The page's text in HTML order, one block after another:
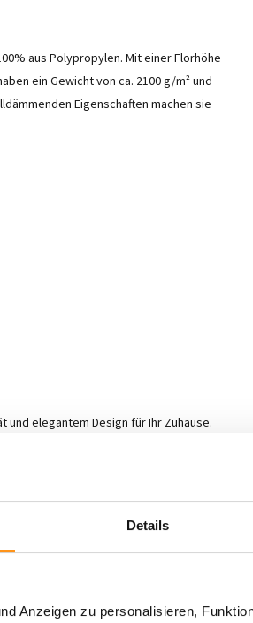
Details
Anzeigen zu personalisieren,
aus Polypropylen. Mit einer Florhöhe
ein Gewicht von ca. 2100 g/m² und
Eigenschaften machen sie
elegantem Design für Ihr Zuhause.